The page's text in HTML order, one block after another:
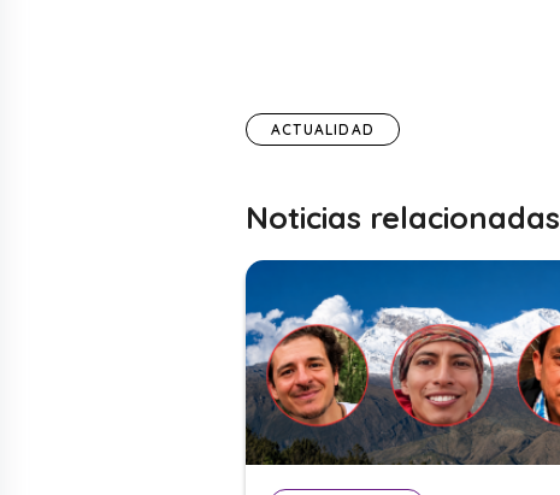
ACTUALIDAD
Noticias relacionadas